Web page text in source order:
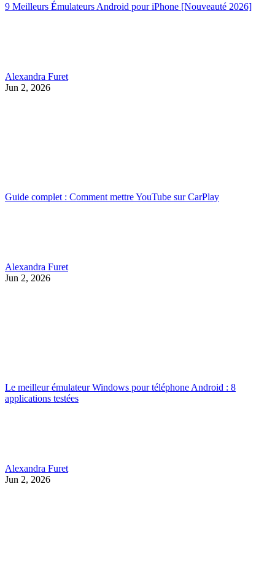
9 Meilleurs Émulateurs Android pour iPhone [Nouveauté 2026]
Alexandra Furet
Jun 2, 2026
Guide complet : Comment mettre YouTube sur CarPlay
Alexandra Furet
Jun 2, 2026
Le meilleur émulateur Windows pour téléphone Android : 8
applications testées
Alexandra Furet
Jun 2, 2026